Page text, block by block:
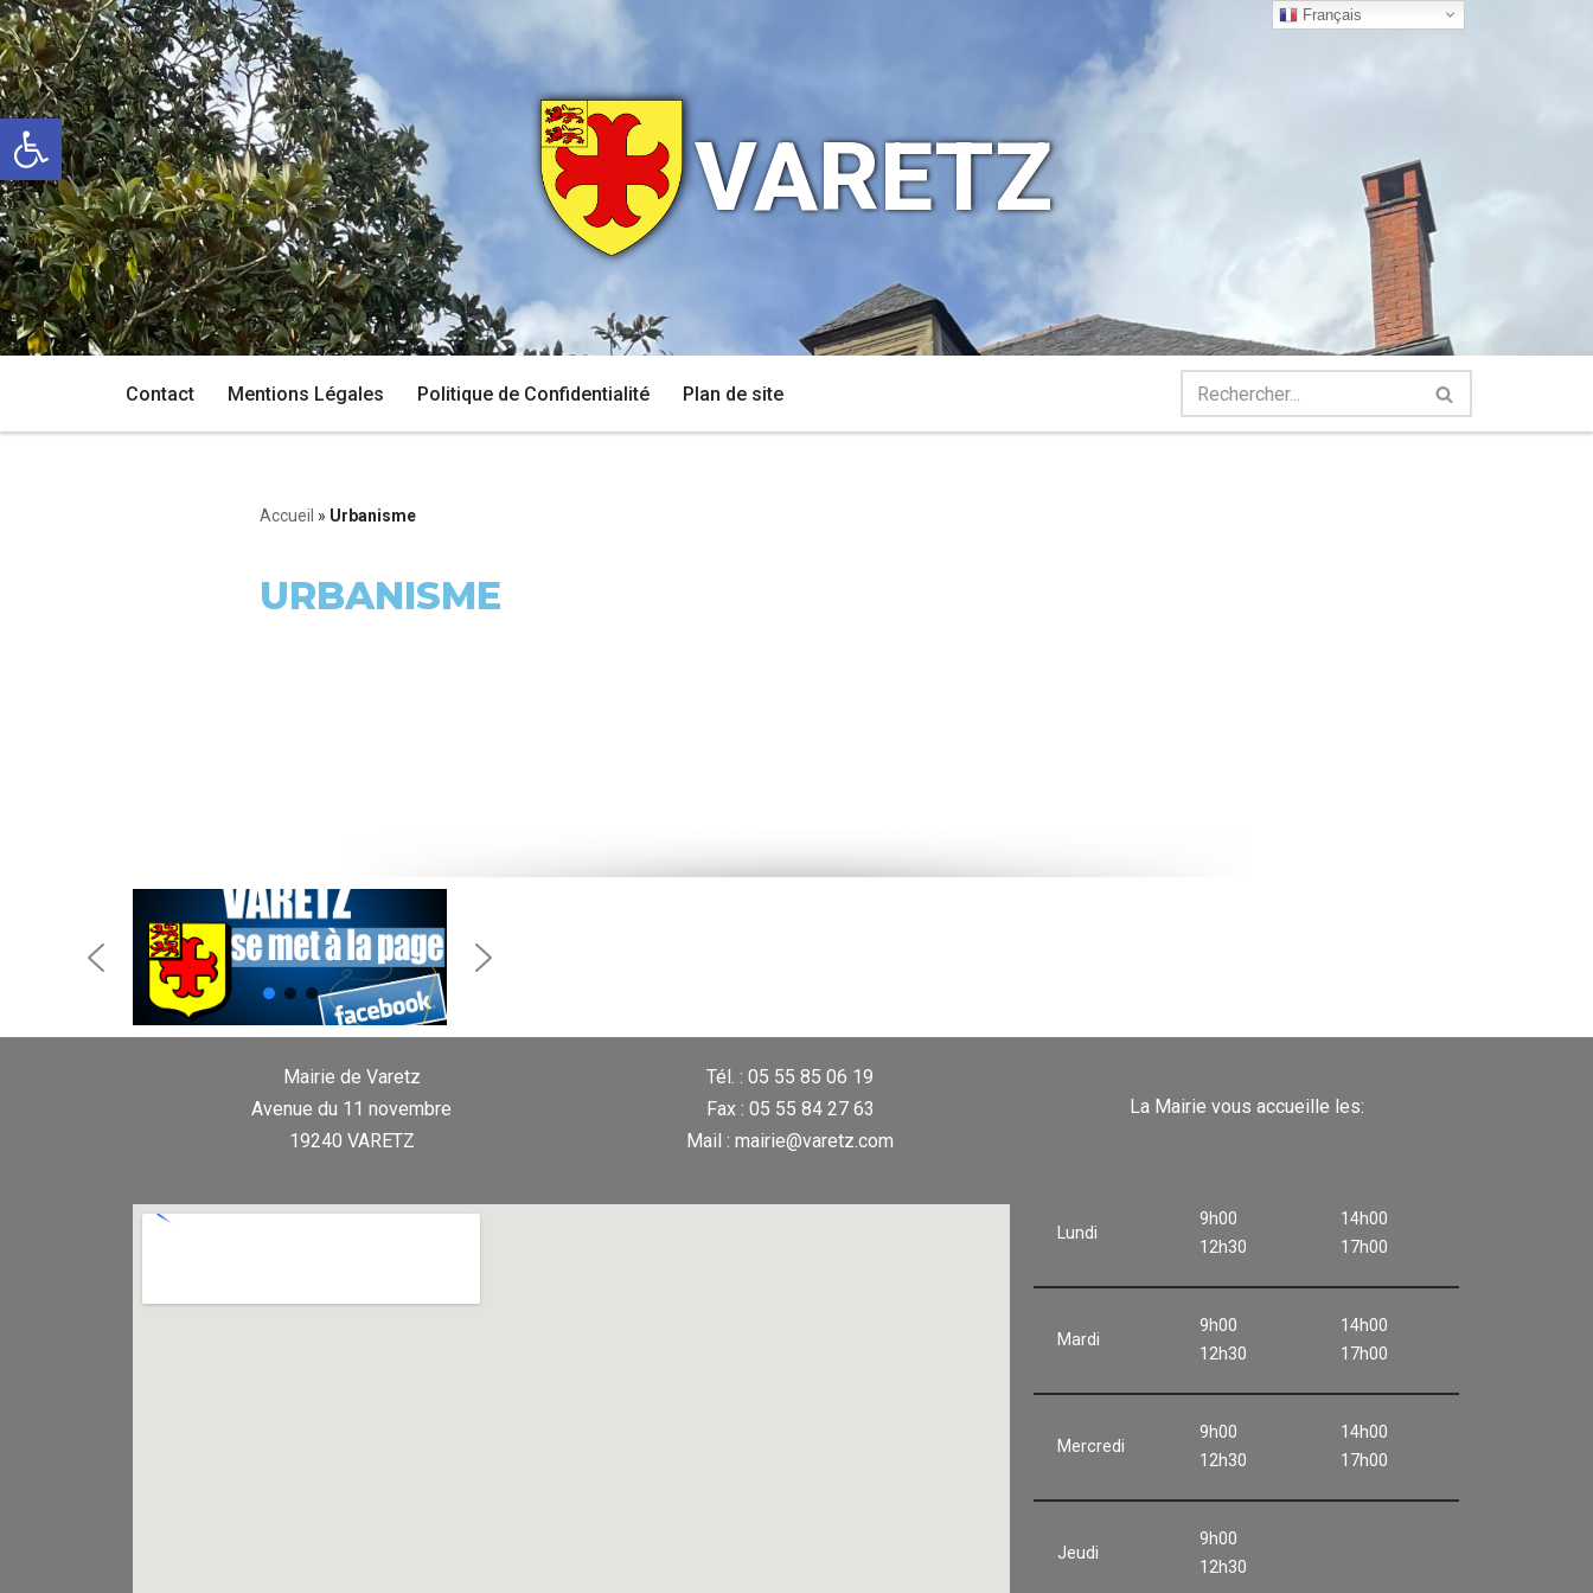
Ouvrir la barre d’outils
Aller
au
contenu
VARETZ
Contact Mentions Légales Politique de Confidentialité Plan de site
Accueil » Urbanisme
URBANISME
Mairie de Varetz
Avenue du 11 novembre
19240 VARETZ
Tél. : 05 55 85 06 19
Fax : 05 55 84 27 63
Mail : mairie@varetz.com
La Mairie vous accueille les:
Lundi
9h00
12h30
14h00
17h00
Mardi
9h00
12h30
14h00
17h00
Mercredi
9h00
12h30
14h00
17h00
Jeudi
9h00
12h30
Français